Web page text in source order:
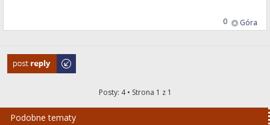
Góra
0
Odpowiedz
Posty: 4 • Strona 1 z 1
Podobne tematy